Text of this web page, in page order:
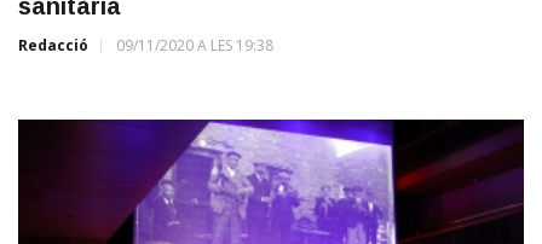
sanitària
Redacció 09/11/2020 A LES 19:38